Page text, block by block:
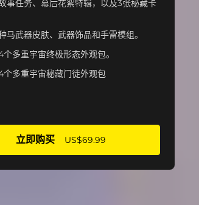
事任务、幕后花絮特辑，以及3张秘藏卡
马武器皮肤、武器饰品和手雷模组。
个多重宇宙终极形态外观包。
个多重宇宙秘藏门徒外观包
立即购买 US$69.99